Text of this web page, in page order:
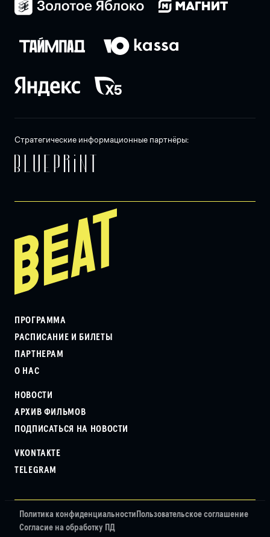
Стратегические информационные партнёры:
ПРОГРАММА
РАСПИСАНИЕ И БИЛЕТЫ
ПАРТНЕРАМ
О НАС
VKONTAKTE
TELEGRAM
НОВОСТИ
АРХИВ ФИЛЬМОВ
ПОДПИСАТЬСЯ НА НОВОСТИ
Политика конфиденциальности Пользовательское соглашение
Согласие на обработку ПД